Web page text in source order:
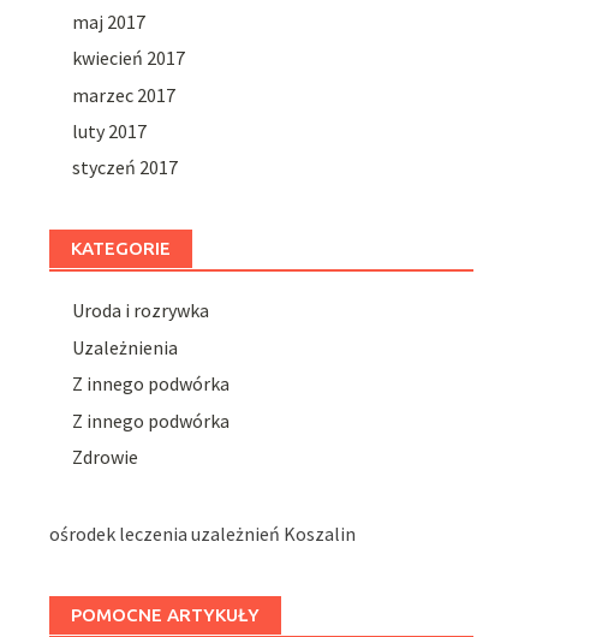
maj 2017
kwiecień 2017
marzec 2017
luty 2017
styczeń 2017
KATEGORIE
Uroda i rozrywka
Uzależnienia
Z innego podwórka
Z innego podwórka
Zdrowie
ośrodek leczenia uzależnień Koszalin
POMOCNE ARTYKUŁY